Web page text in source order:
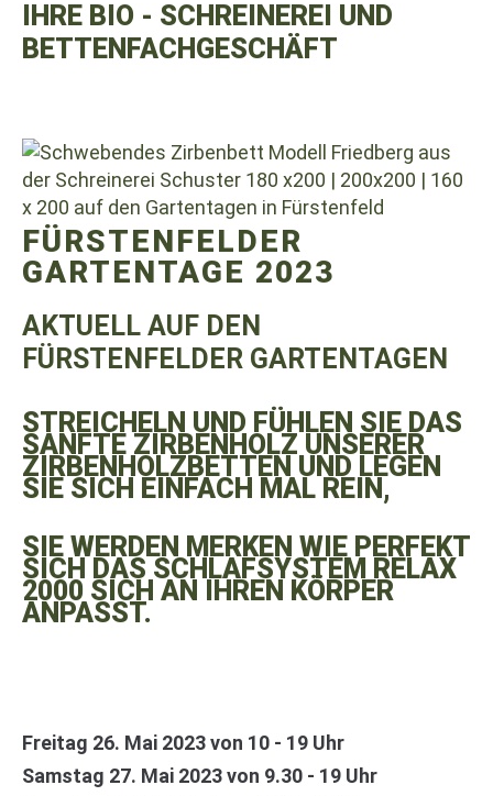
IHRE BIO - SCHREINEREI UND
BETTENFACHGESCHÄFT
FÜRSTENFELDER
GARTENTAGE 2023
AKTUELL AUF DEN
FÜRSTENFELDER GARTENTAGEN
STREICHELN UND FÜHLEN SIE DAS
SANFTE ZIRBENHOLZ UNSERER
ZIRBENHOLZBETTEN UND LEGEN
SIE SICH EINFACH MAL REIN,
SIE WERDEN MERKEN WIE PERFEKT
SICH DAS SCHLAFSYSTEM RELAX
2000 SICH AN IHREN KÖRPER
ANPASST.
Freitag 26. Mai 2023 von 10 - 19 Uhr
Samstag 27. Mai 2023 von 9.30 - 19 Uhr